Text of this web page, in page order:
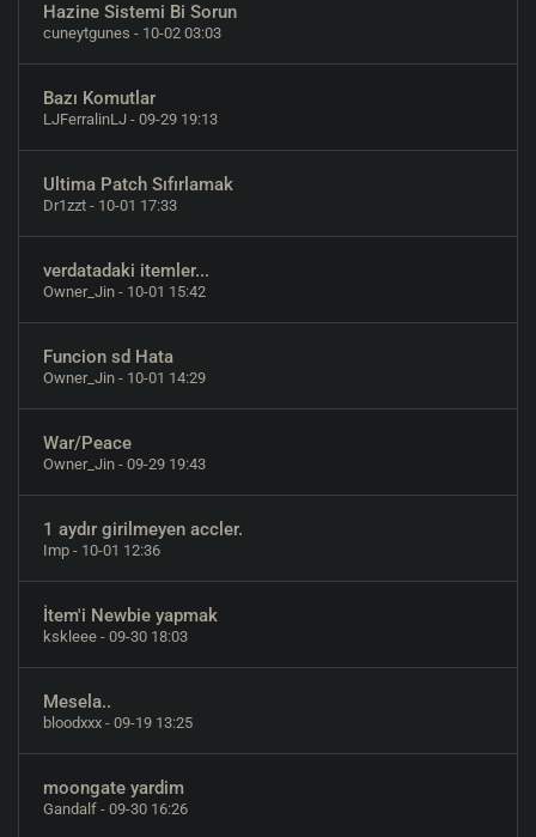
Hazine Sistemi Bi Sorun
cuneytgunes - 10-02 03:03
Bazı Komutlar
LJFerralinLJ - 09-29 19:13
Ultima Patch Sıfırlamak
Dr1zzt - 10-01 17:33
verdatadaki itemler...
Owner_Jin - 10-01 15:42
Funcion sd Hata
Owner_Jin - 10-01 14:29
War/Peace
Owner_Jin - 09-29 19:43
1 aydır girilmeyen accler.
Imp - 10-01 12:36
İtem'i Newbie yapmak
kskleee - 09-30 18:03
Mesela..
bloodxxx - 09-19 13:25
moongate yardim
Gandalf - 09-30 16:26